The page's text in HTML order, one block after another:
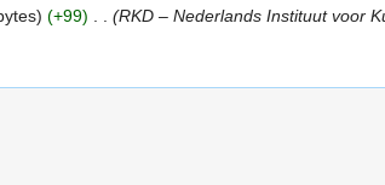
(+99)
(RKD – Nederlands Instituut voor